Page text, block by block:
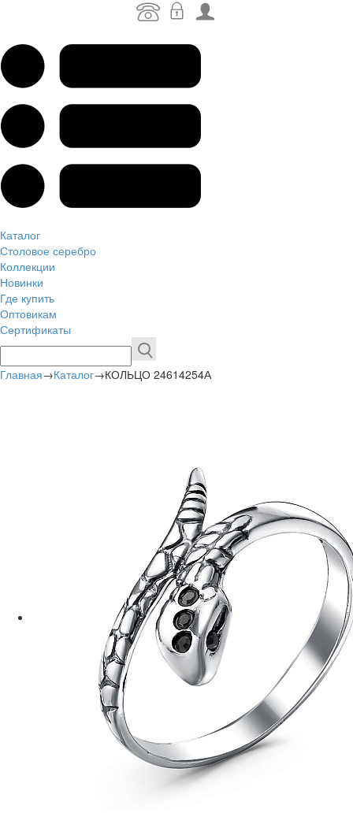
Каталог
Столовое серебро
Коллекции
Новинки
Где купить
Оптовикам
Сертификаты
Главная→Каталог→КОЛЬЦО 24614254А